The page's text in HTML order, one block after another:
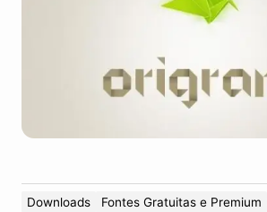
Downloads Fontes Gratuitas e Premium